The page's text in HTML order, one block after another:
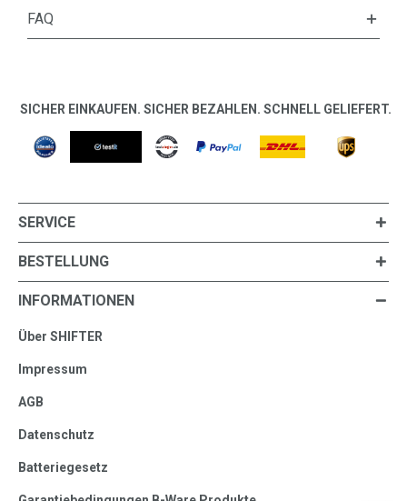
FAQ
SICHER EINKAUFEN. SICHER BEZAHLEN. SCHNELL GELIEFERT.
SERVICE
BESTELLUNG
INFORMATIONEN
Über SHIFTER
Impressum
AGB
Datenschutz
Batteriegesetz